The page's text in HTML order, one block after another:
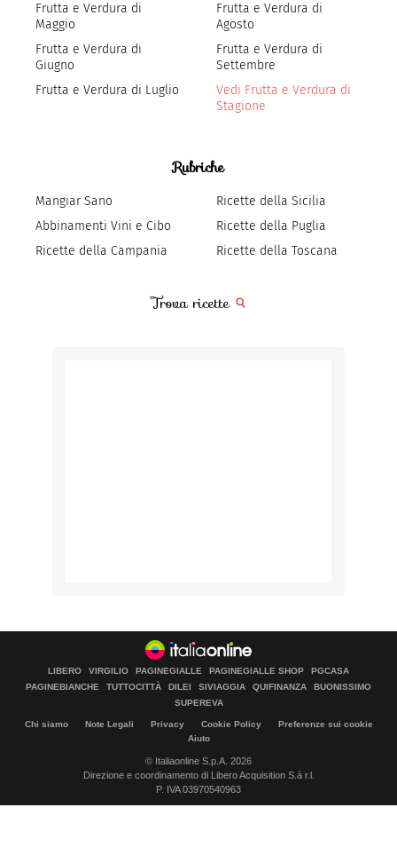
Frutta e Verdura di
Maggio
Frutta e Verdura di
Giugno
Frutta e Verdura di Luglio
Frutta e Verdura di
Agosto
Frutta e Verdura di
Settembre
Vedi Frutta e Verdura di
Stagione
Rubriche
Mangiar Sano
Abbinamenti Vini e Cibo
Ricette della Campania
Ricette della Sicilia
Ricette della Puglia
Ricette della Toscana
Trova ricette
LIBERO VIRGILIO PAGINEGIALLE PAGINEGIALLE SHOP
PGCASA
PAGINEBIANCHE
TUTTOCITTÀ DILEI SIVIAGGIA QUIFINANZA
BUONISSIMO
SUPEREVA
Chi siamo Note Legali Privacy Cookie Policy
Preferenze sui cookie
Aiuto
© Italiaonline S.p.A. 2026
Direzione e coordinamento di Libero Acquisition S.á r.l.
P. IVA 03970540963